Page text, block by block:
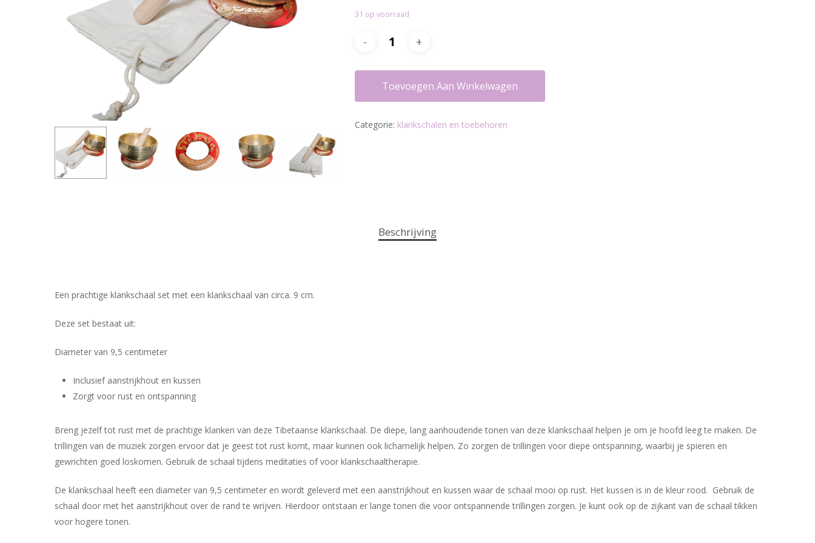
Hit enter to search or ESC to close
Go To Shop
31 op voorraad
Toevoegen Aan Winkelwagen
Categorie: klankschalen en toebehoren
Beschrijving
Een prachtige klankschaal set met een klankschaal van circa. 9 cm.
Deze set bestaat uit:
Diameter van 9,5 centimeter
Inclusief aanstrijkhout en kussen
Zorgt voor rust en ontspanning
Breng jezelf tot rust met de prachtige klanken van deze Tibetaanse klankschaal. De diepe, lang aanhoudende tonen van deze klankschaal helpen je om je hoofd leeg te maken. De
trillingen van de muziek zorgen ervoor dat je geest tot rust komt, maar kunnen ook lichamelijk helpen. Zo zorgen de trillingen voor diepe ontspanning, waarbij je spieren en
gewrichten goed loskomen. Gebruik de schaal tijdens meditaties of voor klankschaaltherapie.
De klankschaal heeft een diameter van 9,5 centimeter en wordt geleverd met een aanstrijkhout en kussen waar de schaal mooi op rust. Het kussen is in de kleur rood. Gebruik de
schaal door met het aanstrijkhout over de rand te wrijven. Hierdoor ontstaan er lange tonen die voor ontspannende trillingen zorgen. Je kunt ook op de zijkant van de schaal tikken
voor hogere tonen.